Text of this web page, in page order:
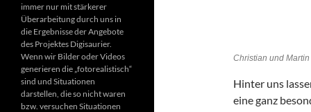
Christian und
Hinter uns
eine ganz
immer nur mit stärkerer
Überarbeitung durch uns in
die Ergebnisse der Angebote
des Projektes Digisaurier.
Wenn wir Bilder oder Videos
generieren die „fotorealistisch“
sind und Situationen
darstellen, die so nicht waren
bzw. versuchen Situationen